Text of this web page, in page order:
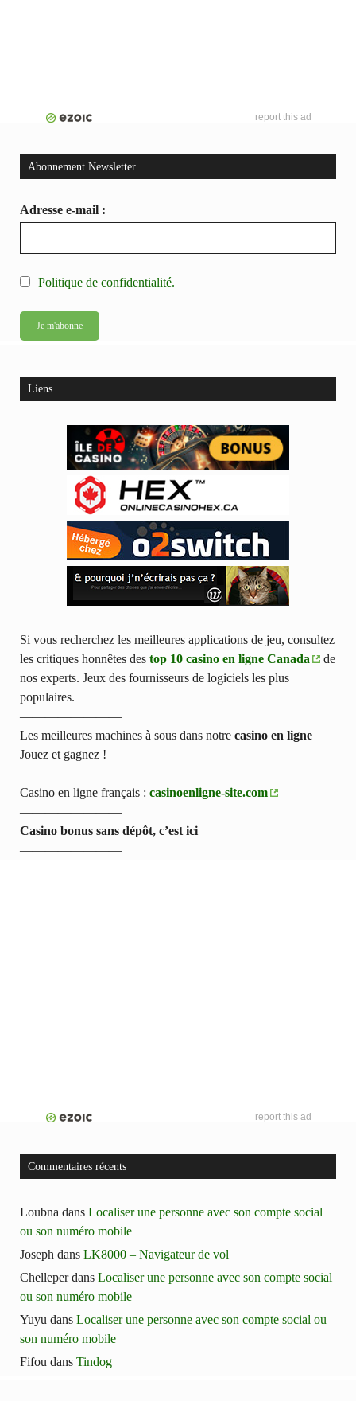
report this ad
Abonnement Newsletter
Adresse e-mail :
Politique de confidentialité.
Liens
Si vous recherchez les meilleures applications de jeu, consultez
les critiques honnêtes des top 10 casino en ligne Canada
de
nos experts. Jeux des fournisseurs de logiciels les plus
populaires.
————————
Les meilleures machines à sous dans notre casino en ligne
Jouez et gagnez !
————————
Casino en ligne français : casinoenligne-site.com
————————
Casino bonus sans dépôt, c’est ici
————————
report this ad
Commentaires récents
Loubna dans Localiser une personne avec son compte social
ou son numéro mobile
Joseph dans LK8000 – Navigateur de vol
Chelleperdans Localiser une personne avec son compte social
ou son numéro mobile
Yuyu dans Localiser une personne avec son compte social ou
son numéro mobile
Fifou dans Tindog